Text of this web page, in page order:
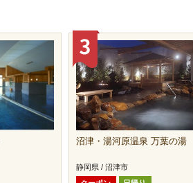
沼津・湯河原温泉 万葉の湯
静岡県 / 沼津市